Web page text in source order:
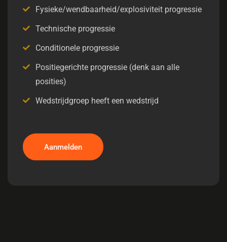
Fysieke/wendbaarheid/explosiviteit progressie
Technische progressie
Conditionele progressie
Positiegerichte progressie (denk aan alle
posities)
Wedstrijdgroep heeft een wedstrijd
Aanmelden